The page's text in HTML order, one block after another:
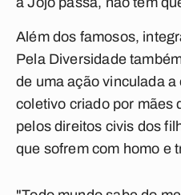
Além dos famosos,
Pela Diversidade
de uma ação vinculada
coletivo criado por mães
pelos direitos civis dos
que sofrem com homo e